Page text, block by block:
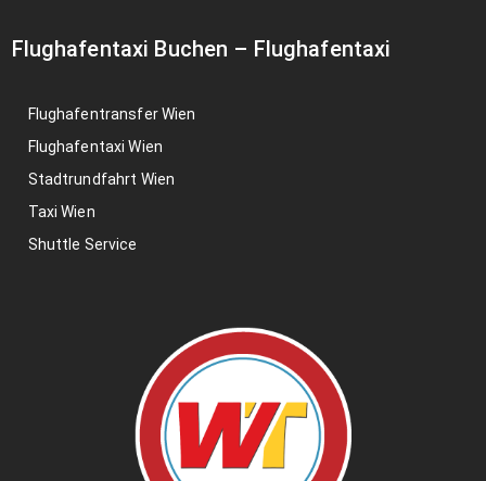
Flughafentaxi Buchen – Flughafentaxi
Flughafentransfer Wien
Flughafentaxi Wien
Stadtrundfahrt Wien
Taxi Wien
Shuttle Service